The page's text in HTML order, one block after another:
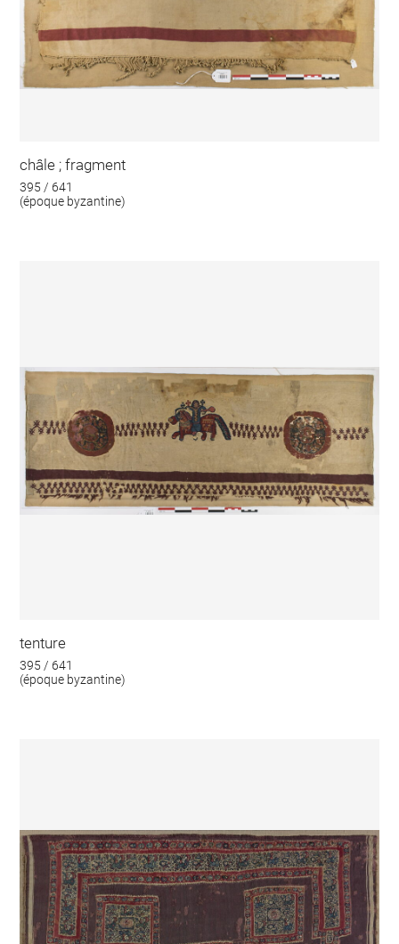
châle ; fragment
395 / 641
(époque byzantine)
tenture
395 / 641
(époque byzantine)